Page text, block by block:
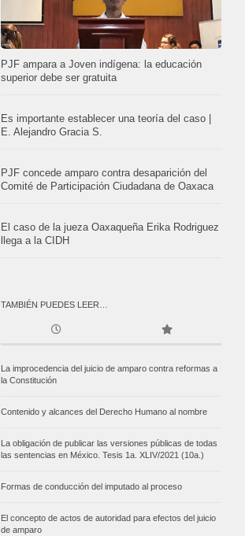
PJF ampara a Joven indígena: la educación
superior debe ser gratuita
Es importante establecer una teoría del caso |
E. Alejandro Gracia S.
PJF concede amparo contra desaparición del
Comité de Participación Ciudadana de Oaxaca
El caso de la jueza Oaxaqueña Erika Rodriguez
llega a la CIDH
TAMBIÉN PUEDES LEER…
La improcedencia del juicio de amparo contra reformas a
la Constitución
Contenido y alcances del Derecho Humano al nombre
La obligación de publicar las versiones públicas de todas
las sentencias en México. Tesis 1a. XLIV/2021 (10a.)
Formas de conducción del imputado al proceso
El concepto de actos de autoridad para efectos del juicio
de amparo